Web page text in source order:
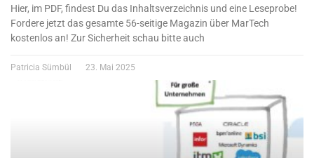
Hier, im PDF, findest Du das Inhaltsverzeichnis und eine Leseprobe!
Fordere jetzt das gesamte 56-seitige Magazin über MarTech
kostenlos an! Zur Sicherheit schau bitte auch
Patricia Sümbül 23. Mai 2025